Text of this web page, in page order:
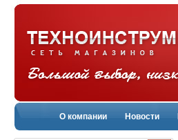
О компании Новости